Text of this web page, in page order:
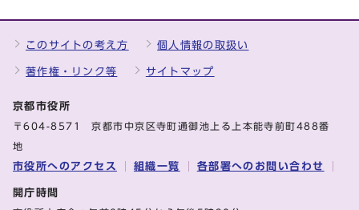
このサイトの考え方 個人情報の取扱い
著作権・リンク等 サイトマップ
京都市役所
〒604-8571 京都市中京区寺町通御池上る上本能寺前町488番
地
市役所へのアクセス 組織一覧 各部署へのお問い合わせ
開庁時間